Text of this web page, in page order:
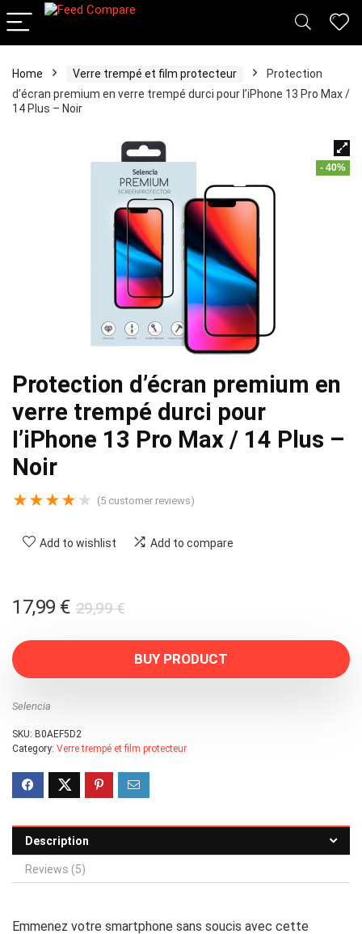
Home Verre trempé et film protecteur
Protection
d’écran premium en verre trempé durci pour I’iPhone 13 Pro Max /
14 Plus – Noir
- 40%
Protection d’écran premium en
verre trempé durci pour
I’iPhone 13 Pro Max / 14 Plus –
Noir
★★★★ ★ (5 customer reviews)
Add to wishlist Add to compare
29,99€Original
was:
29,99 €.
17,99 €
Current
is:
17,99 €.
BUY PRODUCT
Selencia
SKU: B0AEF5D2
Category: Verre trempé et film protecteur
Description
Reviews (5)
Emmenez votre smartphone sans soucis avec cette